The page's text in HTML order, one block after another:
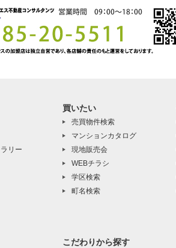
リー
買いたい
売買物件検索
マンションカタログ
現地販売会
WEBチラシ
学区検索
町名検索
こだわりから探す